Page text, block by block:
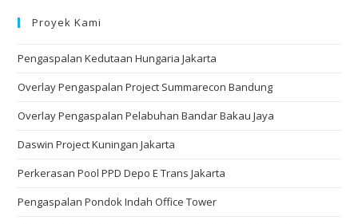
Proyek Kami
Pengaspalan Kedutaan Hungaria Jakarta
Overlay Pengaspalan Project Summarecon Bandung
Overlay Pengaspalan Pelabuhan Bandar Bakau Jaya
Daswin Project Kuningan Jakarta
Perkerasan Pool PPD Depo E Trans Jakarta
Pengaspalan Pondok Indah Office Tower